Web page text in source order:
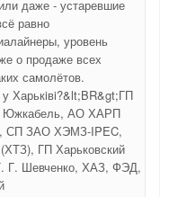
даже - устаревшие
равно
уровень
о продаже всех
самолётов.
Харькiвi?&lt;BR&gt;ГП
Южкабель, АО ХАРП
СП ЗАО ХЭМЗ-IPEC,
ГП Харьковский
Г. Шевченко, ХАЗ, ФЭД,